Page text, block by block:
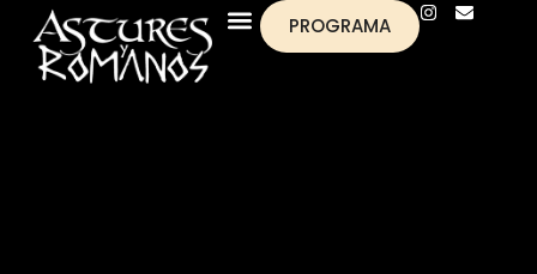
PROGRAMA